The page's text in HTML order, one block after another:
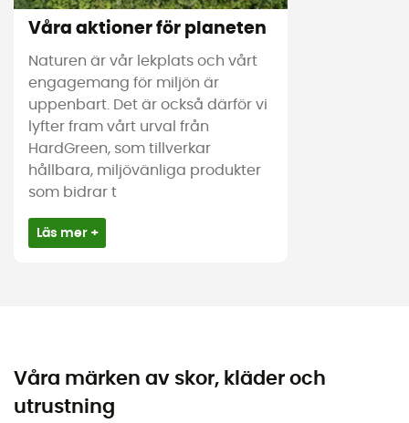
Våra aktioner för planeten
Naturen är vår lekplats och vårt
engagemang för miljön är
uppenbart. Det är också därför vi
lyfter fram vårt urval från
HardGreen, som tillverkar
hållbara, miljövänliga produkter
som bidrar t
Läs mer +
Våra märken av skor, kläder och
utrustning